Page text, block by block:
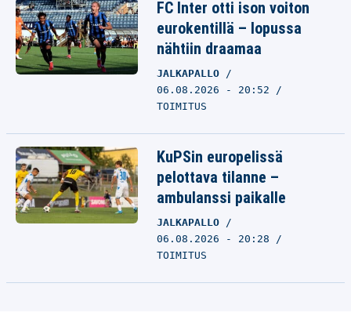
FC Inter otti ison voiton
eurokentillä – lopussa
nähtiin draamaa
JALKAPALLO
06.08.2026 - 20:52
TOIMITUS
KuPSin europelissä
pelottava tilanne –
ambulanssi paikalle
JALKAPALLO
06.08.2026 - 20:28
TOIMITUS